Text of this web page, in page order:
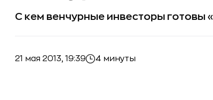
C кем венчурные инвесторы готовы
21 мая 2013, 19:39 4 минуты